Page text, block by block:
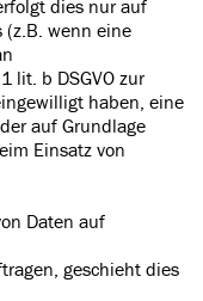
dies nur auf
(z.B. wenn eine
lit. b DSGVO zur
haben, eine
auf Grundlage
Einsatz von
Daten auf
geschieht dies